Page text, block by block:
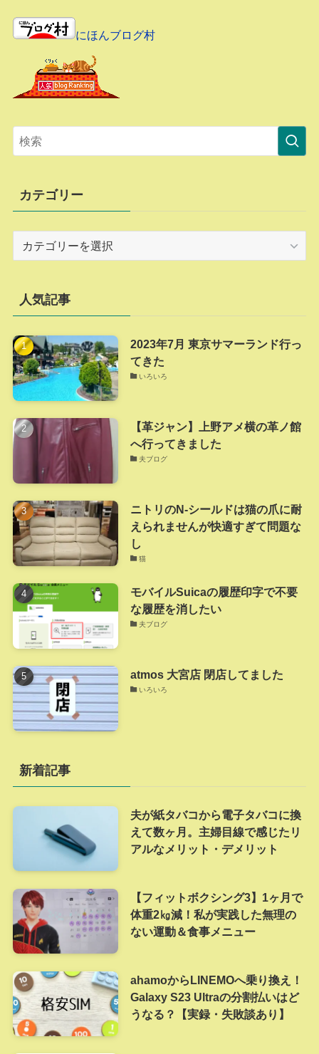
にほんブログ村
カテゴリー
ー
人気記事
2023年7月 東京サマーランド行っ
てきた
いろいろ
【革ジャン】上野アメ横の革ノ館
へ行ってきました
夫ブログ
ニトリのN-シールドは猫の爪に耐
えられませんが快適すぎて問題な
し
猫
モバイルSuicaの履歴印字で不要
な履歴を消したい
夫ブログ
atmos 大宮店 閉店してました
いろいろ
新着記事
夫が紙タバコから電子タバコに換
えて数ヶ月。主婦目線で感じたリ
アルなメリット・デメリット
【フィットボクシング3】1ヶ月で
体重2㎏減！私が実践した無理の
ない運動＆食事メニュー
ahamoからLINEMOへ乗り換え！
Galaxy S23 Ultraの分割払いはど
うなる？【実録・失敗談あり】